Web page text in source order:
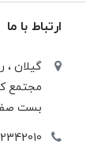
ارتباط با ما
گیلان ،
مجتمع
بست
013-32342010 (ساعت